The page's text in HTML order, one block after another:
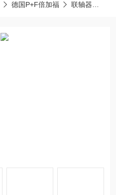
德国P+F倍加福 联轴器